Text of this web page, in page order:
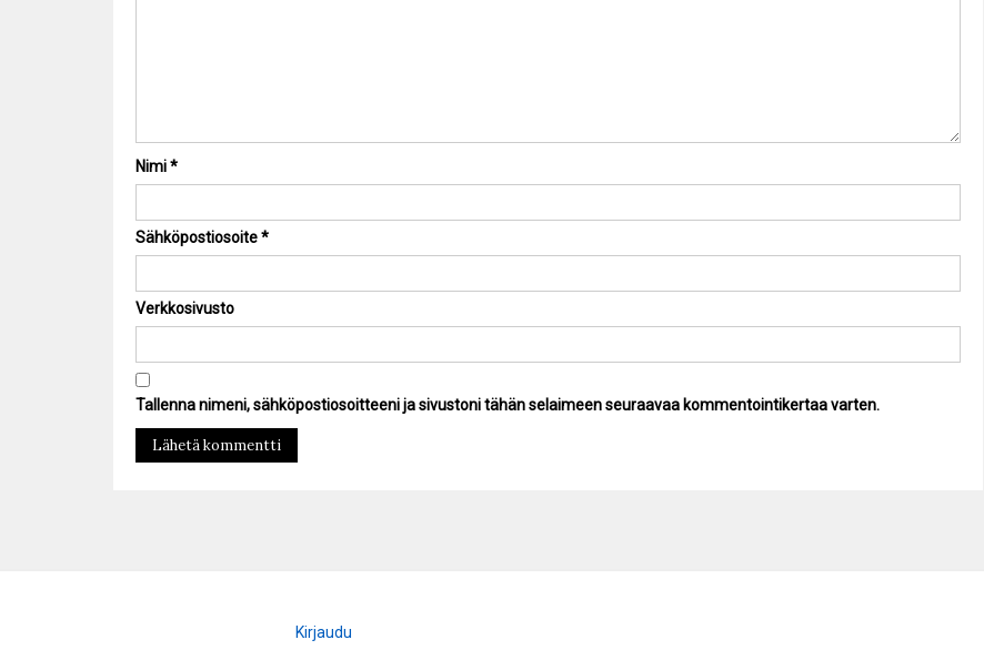
Nimi*
Sähköpostiosoite*
Verkkosivusto
Tallenna nimeni, sähköpostiosoitteeni ja sivustoni tähän selaimeen seuraavaa kommentointikertaa varten.
Kirjaudu